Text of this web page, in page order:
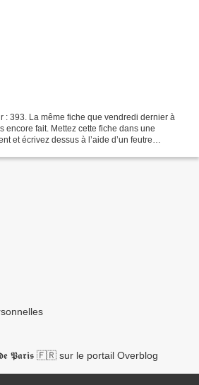
: 393. La même fiche que vendredi dernier à
encore fait. Mettez cette fiche dans une
et écrivez dessus à l’aide d’un feutre
𝕻𝖆𝖗𝖎𝖘 🇫🇷 sur le portail Overblog